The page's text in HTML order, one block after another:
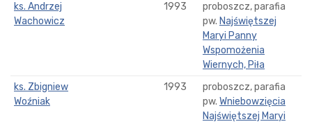
ks. Andrzej
Wachowicz
1993
proboszcz, parafia
pw. Najświętszej
Maryi Panny
Wspomożenia
Wiernych, Piła
ks. Zbigniew
Woźniak
1993
proboszcz, parafia
pw. Wniebowzięcia
Najświętszej Maryi